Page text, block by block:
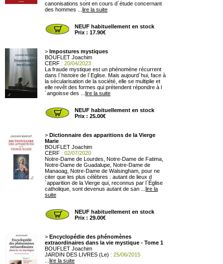
canonisations sont en cours d´étude concernant
des hommes ... lire la suite
NEUF habituellement en stock
Prix : 17.90€
> Impostures mystiques
BOUFLET Joachim
CERF : 20/04/2023
La fraude mystique est un phénomène récurrent
dans l´histoire de l´Eglise. Mais aujourd´hui, face à
la sécularisation de la société, elle se multiplie et
elle revêt des formes qui prétendent répondre à l
´angoisse des ... lire la suite
NEUF habituellement en stock
Prix : 25.00€
> Dictionnaire des apparitions de la Vierge
Marie
BOUFLET Joachim
CERF : 02/07/2020
Notre-Dame de Lourdes, Notre-Dame de Fatima,
Notre-Dame de Guadalupe, Notre-Dame de
Manaoag, Notre-Dame de Walsingham, pour ne
citer que les plus célèbres : autant de lieux d
´apparition de la Vierge qui, reconnus par l´Église
catholique, sont devenus autant de san ... lire la
suite
NEUF habituellement en stock
Prix : 29.00€
> Encyclopédie des phénomènes
extraordinaires dans la vie mystique - Tome 1
BOUFLET Joachim
JARDIN DES LIVRES (Le) : 25/06/2015
lire la suite